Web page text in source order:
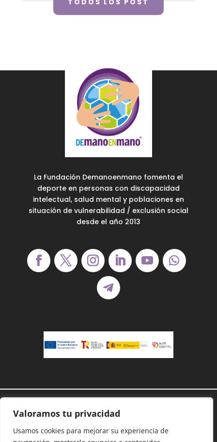
Valoramos tu privacidad
Usamos cookies para mejorar su experiencia de
La Fundación Demanoenmano fomenta el
deporte en personas con discapacidad
intelectual, salud mental y poblaciones en
situación de vulnerabilidad / exclusión social
desde el año 2013
reservados©
Protección de datos–Cookies–Accesibilidad